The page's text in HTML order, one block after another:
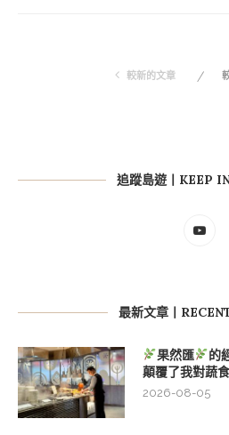
較新的文章
追蹤島遊丨KEEP
最新文章丨
果然匯
的
顛覆了我對蔬
2026-08-05